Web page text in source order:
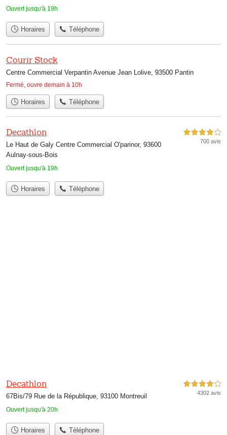
Ouvert jusqu'à 19h
Horaires Téléphone
Courir Stock
Centre Commercial Verpantin Avenue Jean Lolive, 93500 Pantin
Fermé, ouvre demain à 10h
Horaires Téléphone
Decathlon
Le Haut de Galy Centre Commercial O'parinor, 93600
Aulnay-sous-Bois
Ouvert jusqu'à 19h
4,0 étoiles sur 5
700 avis
Horaires Téléphone
Decathlon
67Bis/79 Rue de la République, 93100 Montreuil
Ouvert jusqu'à 20h
4,0 étoiles sur 5
4302 avis
Horaires Téléphone